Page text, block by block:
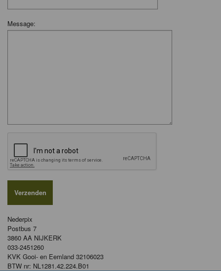
Message:
Nederpix
Postbus 7
3860 AA NIJKERK
033-2451260
KVK Gooi- en Eemland 32106023
BTW nr: NL1281.42.224.B01